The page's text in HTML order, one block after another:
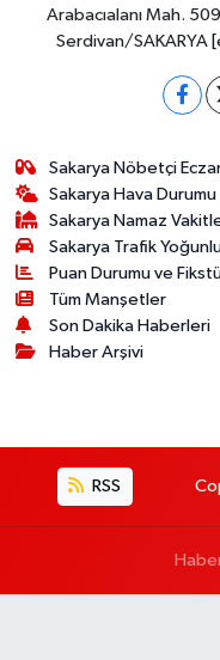
Arabacıalanı Mah.
Serdivan/SAKARYA
Sakarya Nöbetçi
Sakarya Hava Durumu
Sakarya Namaz
Sakarya Trafik
Puan Durumu ve
Tüm Manşetler
Son Dakika Haberleri
Haber Arşivi
RSS
Haber